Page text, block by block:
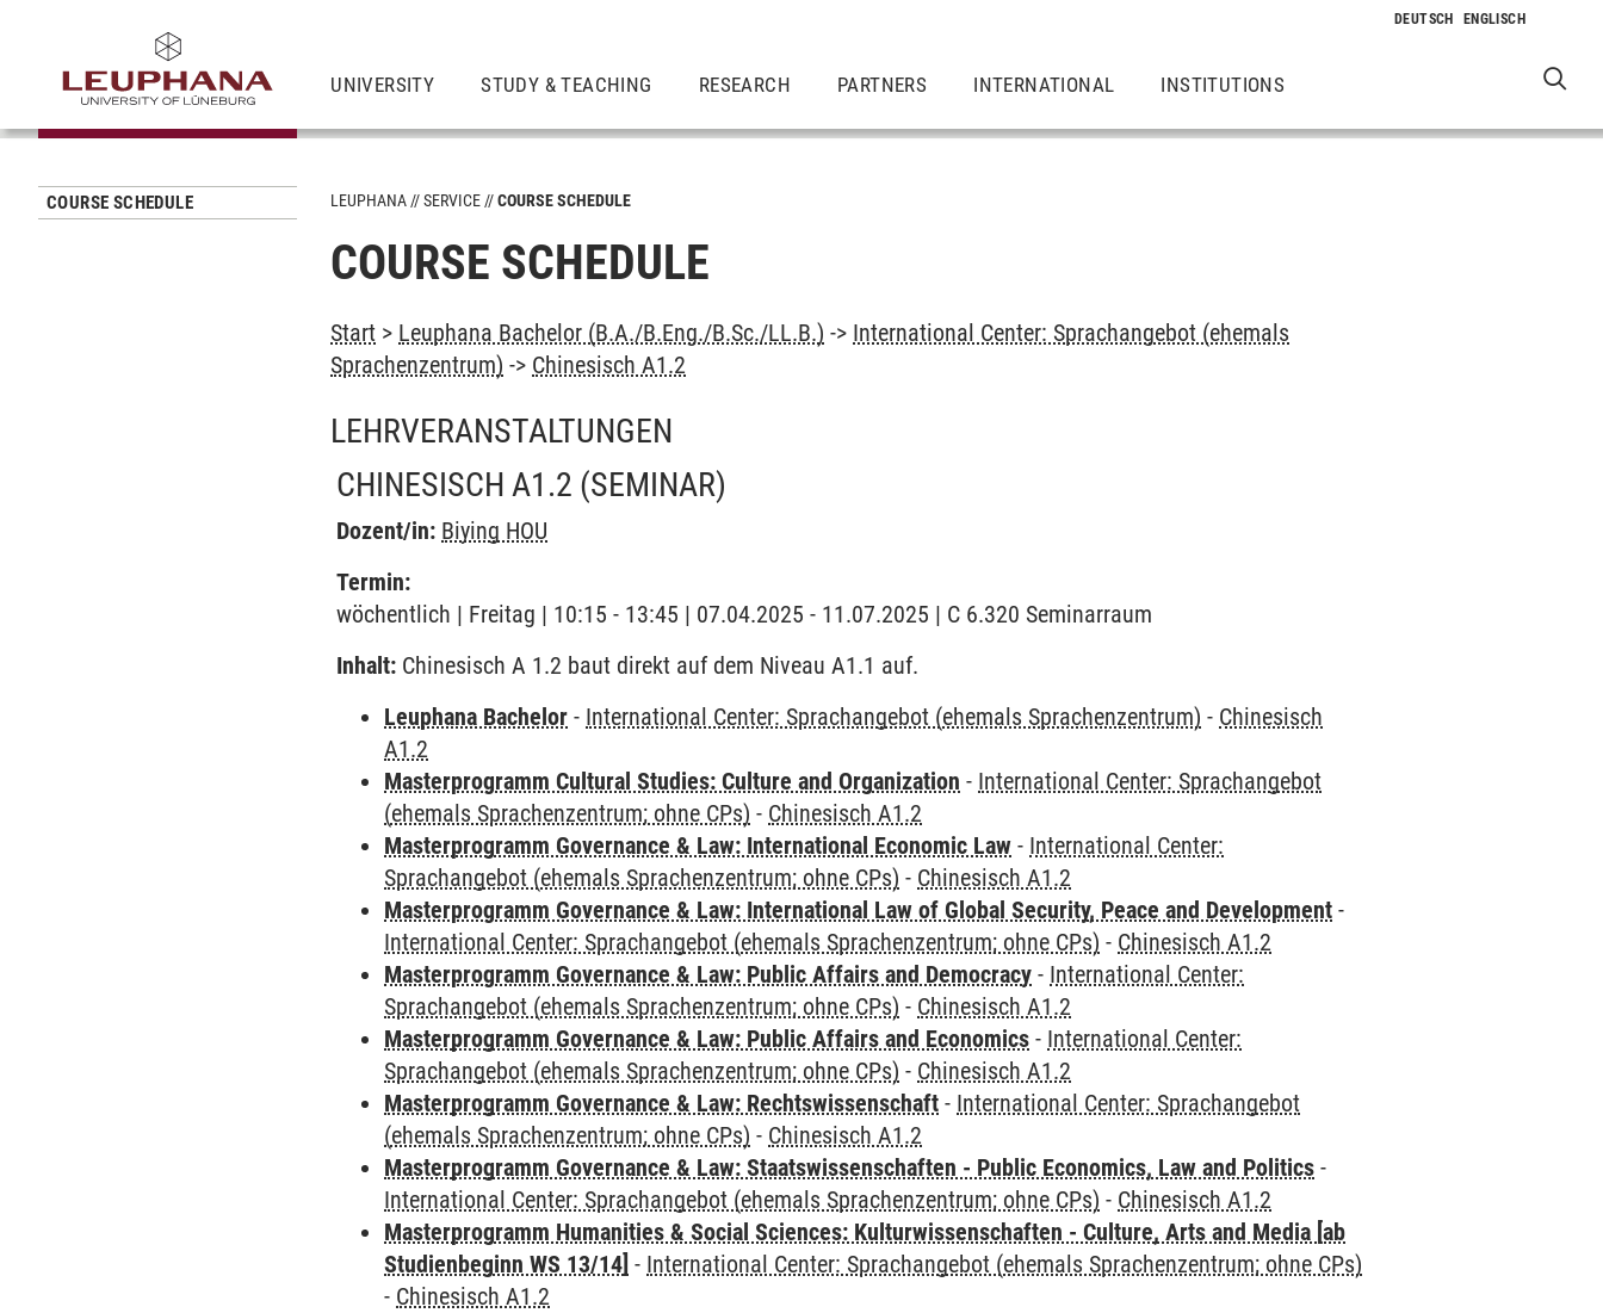
UNIVERSITY STUDY & TEACHING RESEARCH PARTNERS INTERNATIONAL INSTITUTIONS
COURSE SCHEDULE LEUPHANA SERVICE COURSE SCHEDULE
COURSE SCHEDULE
Start > Leuphana Bachelor (B.A./B.Eng./B.Sc./LL.B.) -> International Center: Sprachangebot (ehemals
Sprachenzentrum) -> Chinesisch A1.2
LEHRVERANSTALTUNGEN
CHINESISCH A1.2 (SEMINAR)
Dozent/in: Biying HOU
Termin:
wöchentlich | Freitag | 10:15 - 13:45 | 07.04.2025 - 11.07.2025 | C 6.320 Seminarraum
Inhalt: Chinesisch A 1.2 baut direkt auf dem Niveau A1.1 auf.
Leuphana Bachelor - International Center: Sprachangebot (ehemals Sprachenzentrum) - Chinesisch
A1.2
Masterprogramm Cultural Studies: Culture and Organization - International Center: Sprachangebot
(ehemals Sprachenzentrum; ohne CPs) - Chinesisch A1.2
Masterprogramm Governance & Law: International Economic Law - International Center:
Sprachangebot (ehemals Sprachenzentrum; ohne CPs) - Chinesisch A1.2
Masterprogramm Governance & Law: International Law of Global Security, Peace and Development -
International Center: Sprachangebot (ehemals Sprachenzentrum; ohne CPs) - Chinesisch A1.2
Masterprogramm Governance & Law: Public Affairs and Democracy - International Center:
Sprachangebot (ehemals Sprachenzentrum; ohne CPs) - Chinesisch A1.2
Masterprogramm Governance & Law: Public Affairs and Economics - International Center:
Sprachangebot (ehemals Sprachenzentrum; ohne CPs) - Chinesisch A1.2
Masterprogramm Governance & Law: Rechtswissenschaft - International Center: Sprachangebot
(ehemals Sprachenzentrum; ohne CPs) - Chinesisch A1.2
Masterprogramm Governance & Law: Staatswissenschaften - Public Economics, Law and Politics -
International Center: Sprachangebot (ehemals Sprachenzentrum; ohne CPs) - Chinesisch A1.2
Masterprogramm Humanities & Social Sciences: Kulturwissenschaften - Culture, Arts and Media [ab
Studienbeginn WS 13/14] - International Center: Sprachangebot (ehemals Sprachenzentrum; ohne CPs)
- Chinesisch A1.2